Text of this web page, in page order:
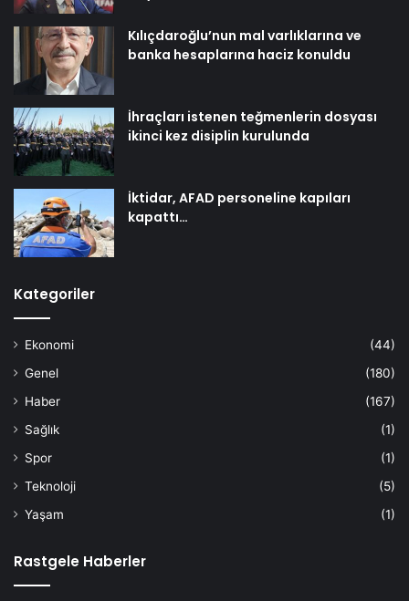
Kılıçdaroğlu’nun mal varlıklarına ve
banka hesaplarına haciz konuldu
İhraçları istenen teğmenlerin dosyası
ikinci kez disiplin kurulunda
İktidar, AFAD personeline kapıları
kapattı…
Kategoriler
Ekonomi
(44)
Genel
(180)
Haber
(167)
Sağlık
(1)
Spor
(1)
Teknoloji
(5)
Yaşam
(1)
Rastgele Haberler